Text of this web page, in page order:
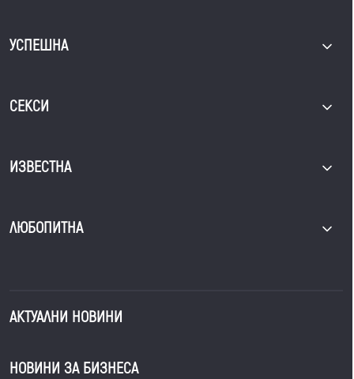
УСПЕШНА
СЕКСИ
ИЗВЕСТНА
ЛЮБОПИТНА
АКТУАЛНИ НОВИНИ
НОВИНИ ЗА БИЗНЕСА